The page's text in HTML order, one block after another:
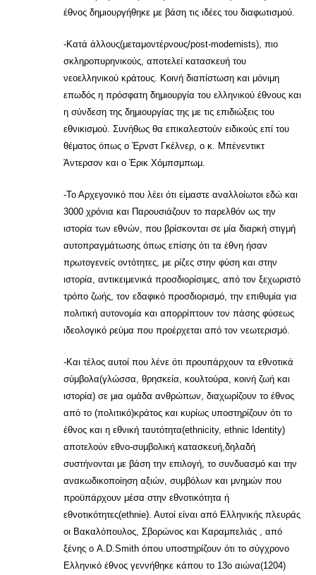
έθνος δημιουργήθηκε με βάση τις ιδέες του διαφωτισμού.
-Kατά άλλους(μεταμοντέρνους/post-modernists), πιο
σκληροπυρηνικούς, αποτελεί κατασκευή του
νεοελληνικού κράτους. Κοινή διαπίστωση και μόνιμη
επωδός η πρόσφατη δημιουργία του ελληνικού έθνους και
η σύνδεση της δημιουργίας της με τις επιδιώξεις του
εθνικισμού. Συνήθως θα επικαλεστούν ειδικούς επί του
θέματος όπως ο Έρνστ Γκέλνερ, ο κ. Μπένεντικτ
Άντερσον και ο Έρικ Χόμπσμπωμ.
-Το Αρχεγονικό που λέει ότι είμαστε αναλλοίωτοι εδώ και
3000 χρόνια και Παρουσιάζουν το παρελθόν ως την
ιστορία των εθνών, που βρίσκονται σε μία διαρκή στιγμή
αυτοπραγμάτωσης όπως επίσης ότι τα έθνη ήσαν
πρωτογενείς οντότητες, με ρίζες στην φύση και στην
ιστορία, αντικειμενικά προσδιορίσιμες, από τον ξεχωριστό
τρόπο ζωής, τον εδαφικό προσδιορισμό, την επιθυμία για
πολιτική αυτονομία και απορρίπτουν τον πάσης φύσεως
ιδεολογικό ρεύμα που προέρχεται από τον νεωτερισμό.
-Και τέλος αυτοί που λένε ότι προυπάρχουν τα εθνοτικά
σύμβολα(γλώσσα, θρησκεία, κουλτούρα, κοινή ζωή και
ιστορία) σε μια ομάδα ανθρώπων, διαχωρίζουν το έθνος
από το (πολιτικό)κράτος και κυρίως υποστηρίζουν ότι το
έθνος και η εθνική ταυτότητα(ethnicity, ethnic Identity)
αποτελούν εθνο-συμβολική κατασκευή,δηλαδή
συστήνονται με βάση την επιλογή, το συνδυασμό και την
ανακωδικοποίηση αξιών, συμβόλων και μνημών που
προϋπάρχουν μέσα στην εθνοτικότητα ή
εθνοτικότητες(ethnie). Αυτοί είναι από Ελληνικής πλευράς
οι Βακαλόπουλος, Σβορώνος και Καραμπελιάς , από
ξένης ο A.D.Smith όπου υποστηρίζουν ότι το σύγχρονο
Ελληνικό έθνος γεννήθηκε κάπου το 13ο αιώνα(1204)